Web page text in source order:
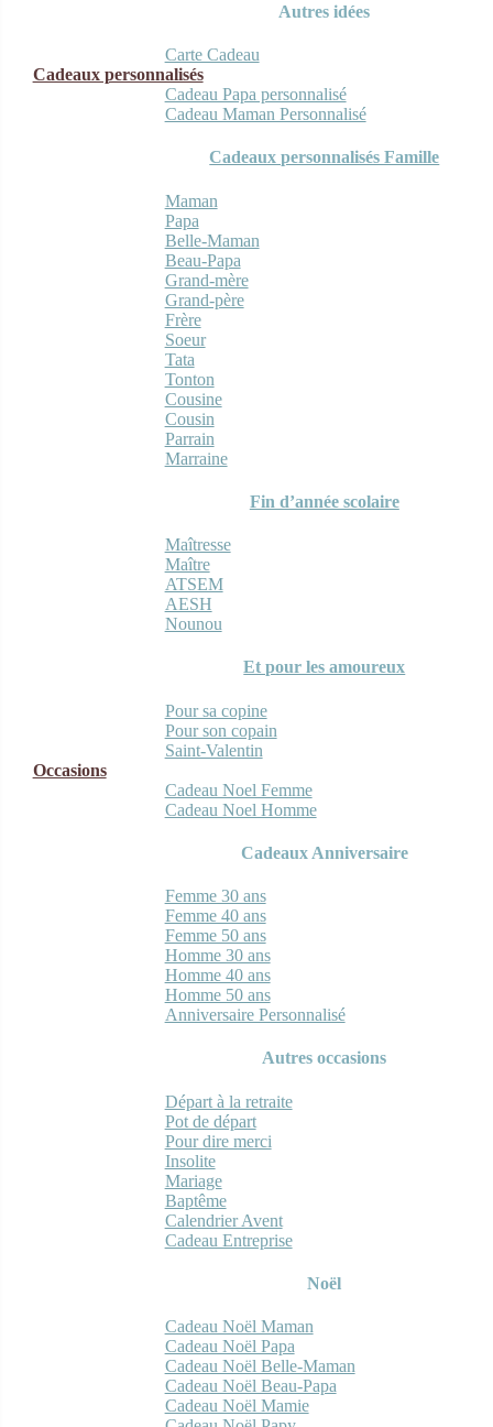
Autres idées
Carte Cadeau
Cadeaux personnalisés
Cadeau Papa personnalisé
Cadeau Maman Personnalisé
Cadeaux personnalisés Famille
Maman
Papa
Belle-Maman
Beau-Papa
Grand-mère
Grand-père
Frère
Soeur
Tata
Tonton
Cousine
Cousin
Parrain
Marraine
Fin d’année scolaire
Maîtresse
Maître
ATSEM
AESH
Nounou
Et pour les amoureux
Pour sa copine
Pour son copain
Saint-Valentin
Occasions
Cadeau Noel Femme
Cadeau Noel Homme
Cadeaux Anniversaire
Femme 30 ans
Femme 40 ans
Femme 50 ans
Homme 30 ans
Homme 40 ans
Homme 50 ans
Anniversaire Personnalisé
Autres occasions
Départ à la retraite
Pot de départ
Pour dire merci
Insolite
Mariage
Baptême
Calendrier Avent
Cadeau Entreprise
Noël
Cadeau Noël Maman
Cadeau Noël Papa
Cadeau Noël Belle-Maman
Cadeau Noël Beau-Papa
Cadeau Noël Mamie